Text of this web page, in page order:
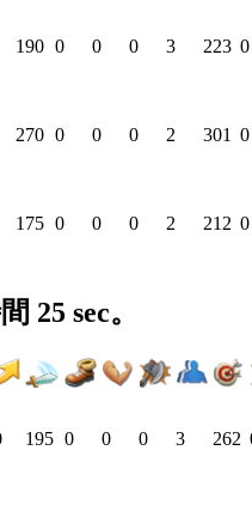
190 0 0 0 3 223 0
270 0 0 0 2 301 0
175 0 0 0 2 212 0
25 sec。
195 0 0 0 3 262